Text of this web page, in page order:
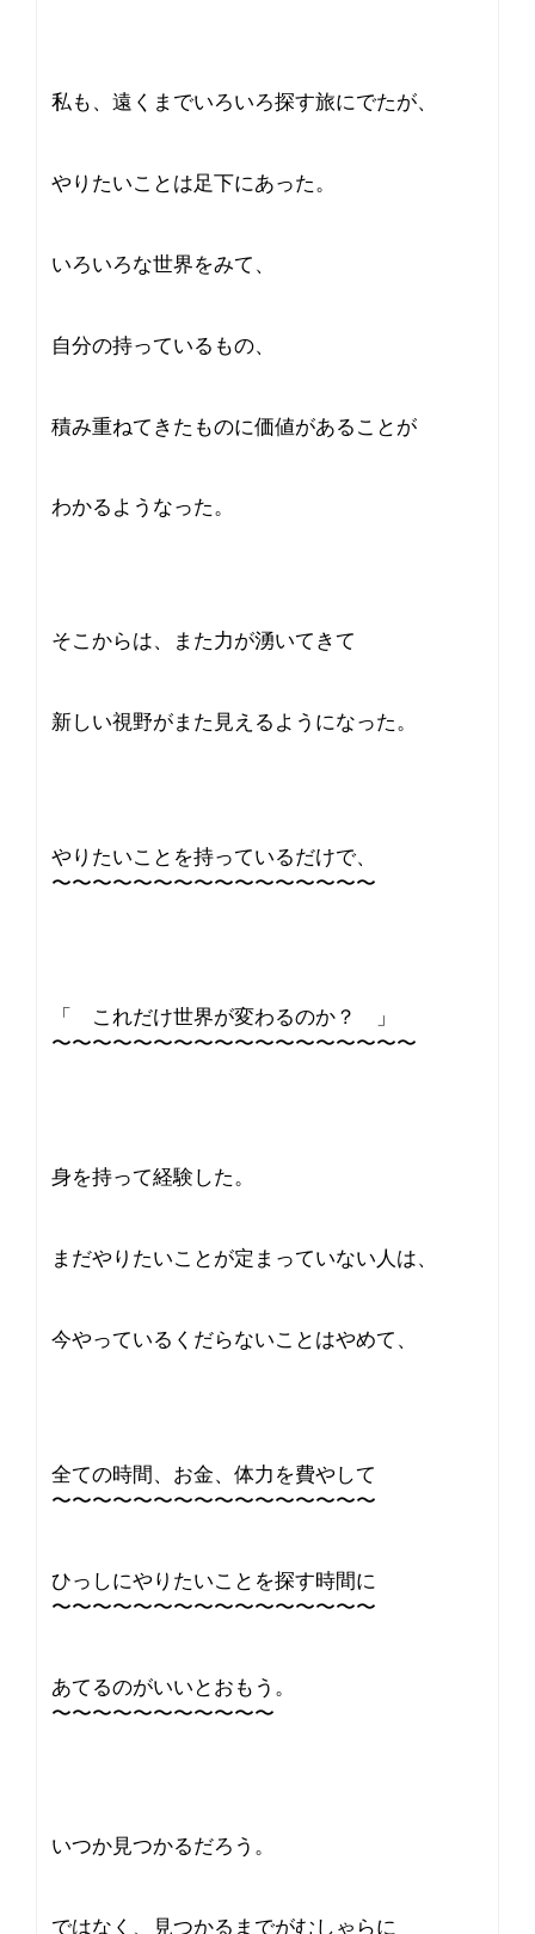
私も、遠くまでいろいろ探す旅にでたが、
やりたいことは足下にあった。
いろいろな世界をみて、
自分の持っているもの、
積み重ねてきたものに価値があることが
わかるようなった。
そこからは、また力が湧いてきて
新しい視野がまた見えるようになった。
やりたいことを持っているだけで、
〜〜〜〜〜〜〜〜〜〜〜〜〜〜〜〜
「 これだけ世界が変わるのか？ 」
〜〜〜〜〜〜〜〜〜〜〜〜〜〜〜〜〜〜
身を持って経験した。
まだやりたいことが定まっていない人は、
今やっているくだらないことはやめて、
全ての時間、お金、体力を費やして
〜〜〜〜〜〜〜〜〜〜〜〜〜〜〜〜
ひっしにやりたいことを探す時間に
〜〜〜〜〜〜〜〜〜〜〜〜〜〜〜〜
あてるのがいいとおもう。
〜〜〜〜〜〜〜〜〜〜〜
いつか見つかるだろう。
ではなく、見つかるまでがむしゃらに